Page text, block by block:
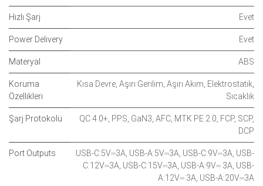
Hızlı Şarj Evet
Power Delivery Evet
Materyal ABS
Koruma
Özellikleri
Kısa Devre Aşırı Gerilim Aşırı Akım Elektrostatik
Sıcaklık
Şarj Protokolü QC 4.0+ PPS GaN3 AFC MTK PE 2.0 FCP, SCP,
DCP
Port Outputs USB-C:5V⎓3A USB-A:5V⎓3A USB-C:9V⎓3A USB-
C:12V⎓3A USB-C:15V⎓3A USB-A:9V⎓ 3A USB-
A:12V⎓ 3A USB-A:20V⎓3A